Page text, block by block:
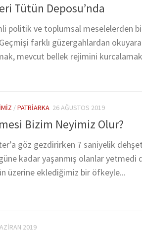
Tütün Deposu’nda
politik ve toplumsal meselelerden
farklı güzergahlardan
mevcut bellek rejimini
/PATRIARKA 26 AĞUSTOS 2019
Bizim Neyimiz Olur?
göz gezdirirken 7 saniyelik
kadar yaşanmış olanlar yetmedi
üzerine eklediğimiz bir öfkeyle...
2019